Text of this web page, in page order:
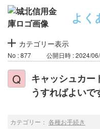
よく
カテゴリー表示
No : 877 公開日時 : 2024/
キャッシュカー
うすればよいで
カテゴリー： 各種お手続き